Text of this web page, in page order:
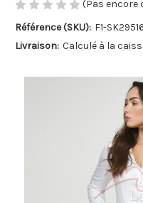
(Pas encore
Référence (SKU): F1-SK29
Livraison: Calculé à la